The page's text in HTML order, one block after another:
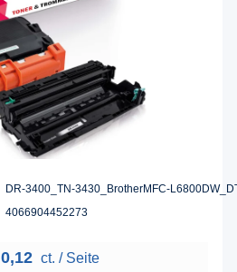
DR-3400_TN-3430_BrotherMFC-
4066904452273
0,12 ct. / Seite